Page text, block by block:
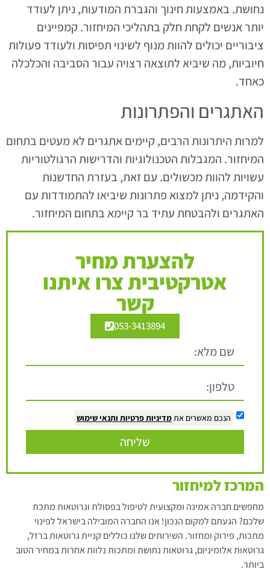
נחושת. באמצעות חינוך והגברת המודעות, ניתן לעודד
יותר אנשים לקחת חלק בתהליכי המיחזור. קמפיינים
ציבוריים יכולים להוות מנוף לשינוי תפיסות ולעודד פעולות
חיוביות, מה שיביא לתוצאה רצויה עבור הסביבה והכלכלה
כאחד.
האתגרים והפתרונות
למרות היתרונות הרבים, קיימים אתגרים לא מעטים בתחום
המיחזור. המגבלות הטכנולוגיות והדרישות הרגולטוריות
עשויות להוות מכשולים. עם זאת, בעזרת החדשנות
והקידמה, ניתן למצוא פתרונות שיביאו להתמודדות עם
האתגרים ולהבטחת עתיד בר קיימא בתחום המיחזור.
להצערת מחיר
אטרקטיבית צרו איתנו
קשר
053-3413894
הנכם מאשרים אתמדיניות פרטיות ותנאי שימוש
שליחה
המרכז למיחזור
מחפשים חברה אמינה ומקצועית לטיפול בפסולת וגרוטאות מתכת
שלכם? הגעתם למקום הנכון! אנו החברה המובילה בישראל לפינוי
מתכות, פירוק ומחזור. השירותים שלנו כוללים קניית גרוטאות ברזל,
גרוטאות אלומיניום, גרוטאות נחושת ומתכות נלוות אחרות במחיר הטוב
ביותר.